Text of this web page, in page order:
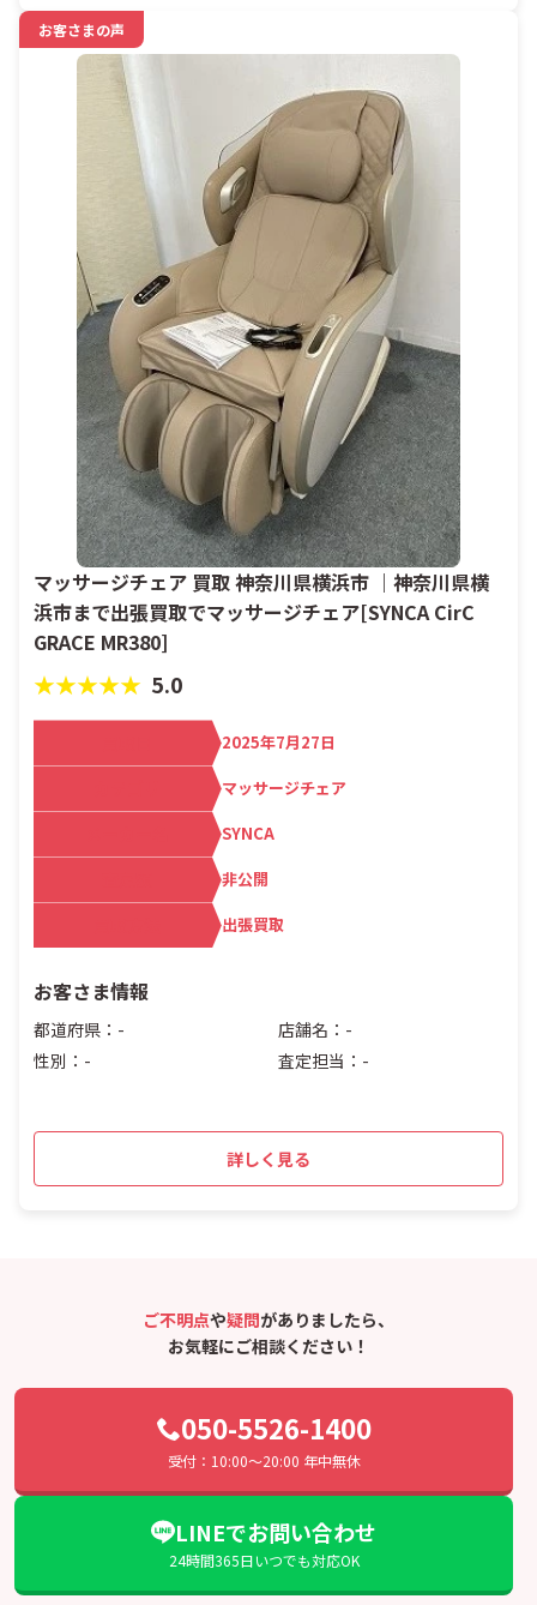
お客さまの声
マッサージチェア 買取 神奈川県横浜市 ｜神奈川県横
浜市まで出張買取でマッサージチェア[SYNCA CirC
GRACE MR380]
★★★★★ 5.0
2025年7月27日
マッサージチェア
SYNCA
非公開
出張買取
お客さま情報
都道府県：-
店舗名：-
性別：-
査定担当：-
詳しく見る
ご不明点や疑問がありましたら、
お気軽にご相談ください！
050-5526-1400
受付：10:00〜20:00 年中無休
LINEでお問い合わせ
24時間365日いつでも対応OK